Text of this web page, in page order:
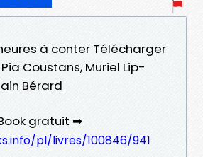
à conter Télécharger
Coustans, Muriel Lip-
Bérard
gratuit ➡
pl/livres/100846/941